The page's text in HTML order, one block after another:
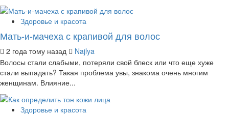
Здоровье и красота
Мать-и-мачеха с крапивой для волос
2 года тому назад
Najlya
Волосы стали слабыми, потеряли свой блеск или что еще хуже
стали выпадать? Такая проблема увы, знакома очень многим
женщинам. Влияние...
Здоровье и красота